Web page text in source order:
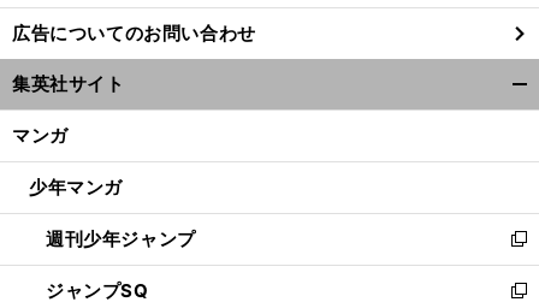
し
い
ウ
ィ
ン
ウ
開
く
広告についてのお問い合わせ
集英社サイト
マンガ
少年マンガ
週刊少年ジャンプ
新
し
い
ジャンプSQ
新